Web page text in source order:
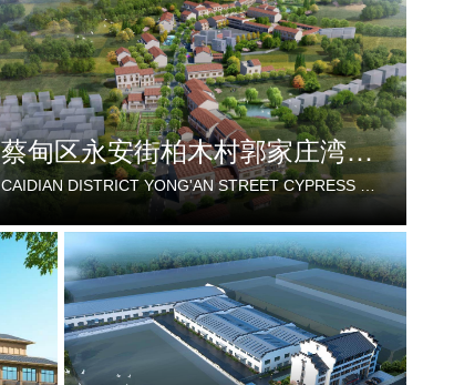
蔡甸区永安街柏木村郭家庄湾省级美丽乡村试点建设项目